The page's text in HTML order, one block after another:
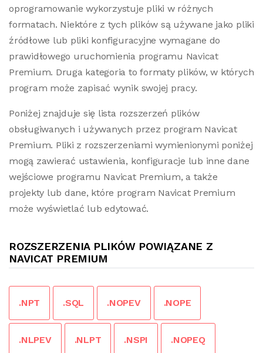
oprogramowanie wykorzystuje pliki w różnych
formatach. Niektóre z tych plików są używane jako pliki
źródłowe lub pliki konfiguracyjne wymagane do
prawidłowego uruchomienia programu Navicat
Premium. Druga kategoria to formaty plików, w których
program może zapisać wynik swojej pracy.
Poniżej znajduje się lista rozszerzeń plików
obsługiwanych i używanych przez program Navicat
Premium. Pliki z rozszerzeniami wymienionymi poniżej
mogą zawierać ustawienia, konfiguracje lub inne dane
wejściowe programu Navicat Premium, a także
projekty lub dane, które program Navicat Premium
może wyświetlać lub edytować.
ROZSZERZENIA PLIKÓW POWIĄZANE Z
NAVICAT PREMIUM
.NPT .SQL .NOPEV .NOPE
.NLPEV .NLPT .NSPI .NOPEQ